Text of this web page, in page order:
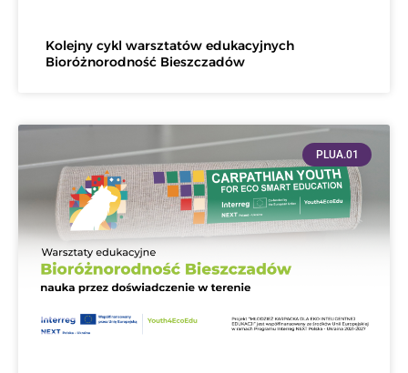
Kolejny cykl warsztatów edukacyjnych
Bioróżnorodność Bieszczadów
PLUA.01